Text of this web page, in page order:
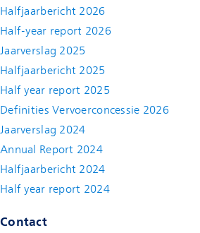
Halfjaarbericht 2026
Half-year report 2026
Jaarverslag 2025
Halfjaarbericht 2025
Half year report 2025
Definities Vervoerconcessie 2026
Jaarverslag 2024
Annual Report 2024
Halfjaarbericht 2024
Half year report 2024(new window)
Contact